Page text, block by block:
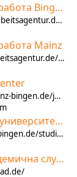
Агенция за работа Bingen
http://www3.arbeitsagentur.de/web/content/DE/dienststellen/rdrps/mainz/Agentur/Detail/index.htm?dfContentId=L6019022DSTBAI427906
Мainz
http://www.arbeitsagentur.de/web/content/DE/dienststellen/rdrps/mainz/Agentur/index.htm
http://www.mainz-bingen.de/jobcenter/themen/buero_fuer_fluechtlingsangelegenheiten.php?navid=
Технически университет Бинген "Програма за интеграция на бежанците"
http://www.th-bingen.de/studium/study-at-bingen/internationale-studienbewerber/integra/
Немска академична служба за обмен